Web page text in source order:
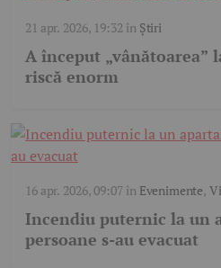
21 apr. 2026, 19:32 în Știri
A început „vânătoarea”
riscă enorm
16 apr. 2026, 09:07în Evenimente,
Incendiu puternic la un
persoane s-au evacuat